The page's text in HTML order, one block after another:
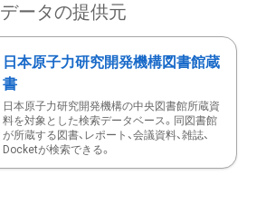
データの提供元
日本原子力研究開発機構図書館蔵
書
日本原子力研究開発機構の中央図書館所蔵資
料を対象とした検索データベース。同図書館
が所蔵する図書、レポート、会議資料、雑誌、
Docketが検索できる。